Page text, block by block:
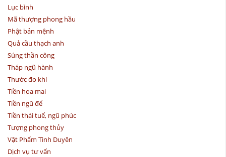
Lục bình
Mã thượng phong hầu
Phật bản mệnh
Quả cầu thạch anh
Súng thần công
Tháp ngũ hành
Thước đo khí
Tiền hoa mai
Tiền ngũ đế
Tiền thái tuế, ngũ phúc
Tượng phong thủy
Vật Phẩm Tình Duyên
Dịch vụ tư vấn